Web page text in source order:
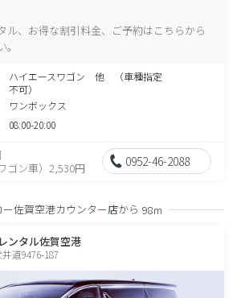
ル、お得な割引料金、ご予約はこちらから
ハイエースワゴン 他 （車種指定
不可）
ワンボックス
08:00-20:00
ゴン車）2,530円 0952-46-2088
佐賀空港カウンター店から 98m
ンタル佐賀空港
道9476-187